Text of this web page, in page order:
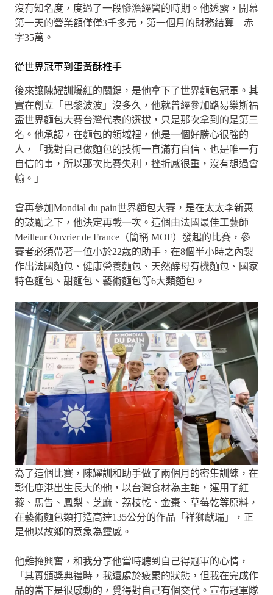
沒有知名度，度過了一段慘澹經營的時期。他透露，開幕
第一天的營業額僅僅3千多元，第一個月的財務結算—赤
字35萬。
從世界冠軍到蛋黃酥推手
後來讓陳耀訓爆紅的關鍵，是他拿下了世界麵包冠軍。其
實在創立「巴黎波波」沒多久，他就曾經參加路易樂斯福
盃世界麵包大賽台灣代表的選拔，只是那次拿到的是第三
名。他承認，在麵包的領域裡，他是一個好勝心很強的
人，「我對自己做麵包的技術一直滿有自信、也是唯一有
自信的事，所以那次比賽失利，挫折感很重，沒有想過會
輸。」
會再參加Mondial du pain世界麵包大賽，是在太太李新惠
的鼓勵之下，他決定再戰一次。這個由法國最佳工藝師
Meilleur Ouvrier de France（簡稱 MOF）發起的比賽，參
賽者必須帶著一位小於22歲的助手，在8個半小時之內製
作出法國麵包、健康營養麵包、天然酵母有機麵包、國家
特色麵包、甜麵包、藝術麵包等6大類麵包。
為了這個比賽，陳耀訓和助手做了兩個月的密集訓練，在
彰化鹿港出生長大的他，以台灣食材為主軸，運用了紅
藜、馬告、鳳梨、芝麻、荔枝乾、金棗、草莓乾等原料，
在藝術麵包類打造高達135公分的作品「祥獅獻瑞」，正
是他以故鄉的意象為靈感。
他難掩興奮，和我分享他當時聽到自己得冠軍的心情，
「其實頒獎典禮時，我還處於疲累的狀態，但我在完成作
品的當下是很感動的，覺得對自己有個交代。宣布冠軍隊